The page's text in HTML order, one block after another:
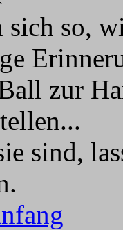
sich so,
zur
sind,